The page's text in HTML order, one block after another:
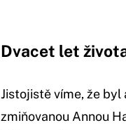
Dvacet let
Jistojistě víme, že byl
zmiňovanou Annou